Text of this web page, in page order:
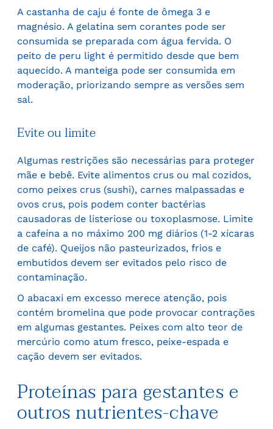
A castanha de caju é fonte de ômega 3 e
magnésio. A gelatina sem corantes pode ser
consumida se preparada com água fervida. O
peito de peru light é permitido desde que bem
aquecido. A manteiga pode ser consumida em
moderação, priorizando sempre as versões sem
sal.
Evite ou limite
Algumas restrições são necessárias para proteger
mãe e bebê. Evite alimentos crus ou mal cozidos,
como peixes crus (sushi), carnes malpassadas e
ovos crus, pois podem conter bactérias
causadoras de listeriose ou toxoplasmose. Limite
a cafeína a no máximo 200 mg diários (1-2 xícaras
de café). Queijos não pasteurizados, frios e
embutidos devem ser evitados pelo risco de
contaminação.
O abacaxi em excesso merece atenção, pois
contém bromelina que pode provocar contrações
em algumas gestantes. Peixes com alto teor de
mercúrio como atum fresco, peixe-espada e
cação devem ser evitados.
Proteínas para gestantes e
outros nutrientes-chave